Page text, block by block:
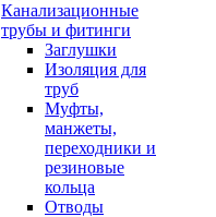
Канализационные
трубы и фитинги
Заглушки
Изоляция для
труб
Муфты,
манжеты,
переходники и
резиновые
кольца
Отводы